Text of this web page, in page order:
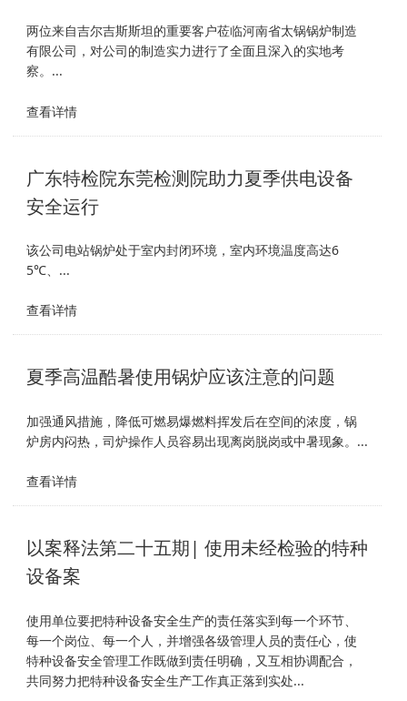
两位来自吉尔吉斯斯坦的重要客户莅临河南省太锅锅炉制造
有限公司，对公司的制造实力进行了全面且深入的实地考
察。...
查看详情
广东特检院东莞检测院助力夏季供电设备
安全运行
该公司电站锅炉处于室内封闭环境，室内环境温度高达6
5℃、...
查看详情
夏季高温酷暑使用锅炉应该注意的问题
加强通风措施，降低可燃易爆燃料挥发后在空间的浓度，锅
炉房内闷热，司炉操作人员容易出现离岗脱岗或中暑现象。...
查看详情
以案释法第二十五期| 使用未经检验的特种
设备案
使用单位要把特种设备安全生产的责任落实到每一个环节、
每一个岗位、每一个人，并增强各级管理人员的责任心，使
特种设备安全管理工作既做到责任明确，又互相协调配合，
共同努力把特种设备安全生产工作真正落到实处...